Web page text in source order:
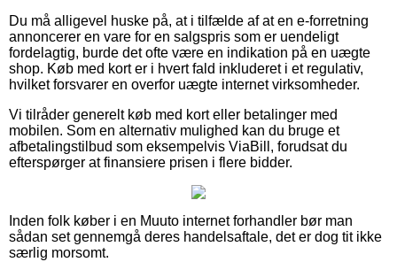
Du må alligevel huske på, at i tilfælde af at en e-forretning
annoncerer en vare for en salgspris som er uendeligt
fordelagtig, burde det ofte være en indikation på en uægte
shop. Køb med kort er i hvert fald inkluderet i et regulativ,
hvilket forsvarer en overfor uægte internet virksomheder.
Vi tilråder generelt køb med kort eller betalinger med
mobilen. Som en alternativ mulighed kan du bruge et
afbetalingstilbud som eksempelvis ViaBill, forudsat du
efterspørger at finansiere prisen i flere bidder.
Inden folk køber i en Muuto internet forhandler bør man
sådan set gennemgå deres handelsaftale, det er dog tit ikke
særlig morsomt.